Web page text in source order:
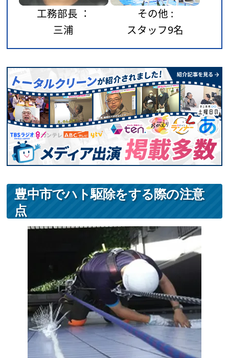
工務部長 ：
三浦
その他 :
スタッフ9名
豊中市でハト駆除をする際の注意
点